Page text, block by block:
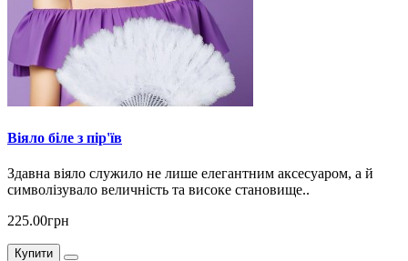
Віяло біле з пір'їв
Здавна віяло служило не лише елегантним аксесуаром, а й
символізувало величність та високе становище..
225.00грн
Купити